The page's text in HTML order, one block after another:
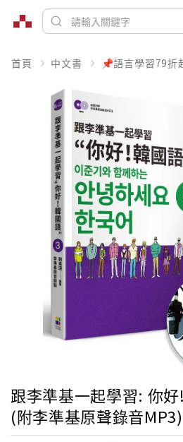
首頁 中文書 📌語言學習79折
跟李準基一起學習: 你
(附李準基原聲錄音MP3)